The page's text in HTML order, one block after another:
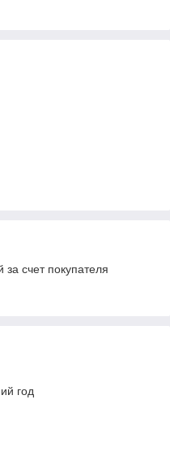
за счет покупателя
год